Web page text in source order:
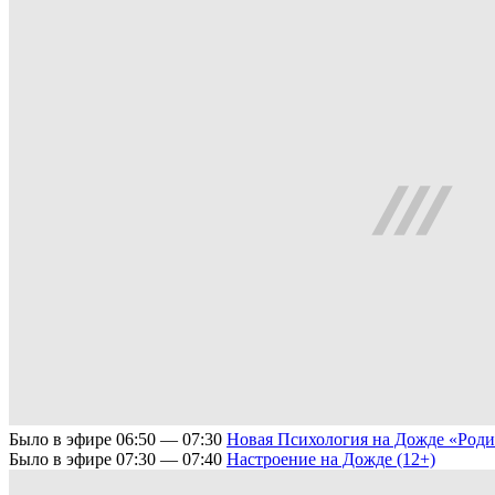
Было в эфире 06:50 — 07:30 Новая Психология на Дожде
Было в эфире 07:30 — 07:40 Настроение на Дожде (12+)